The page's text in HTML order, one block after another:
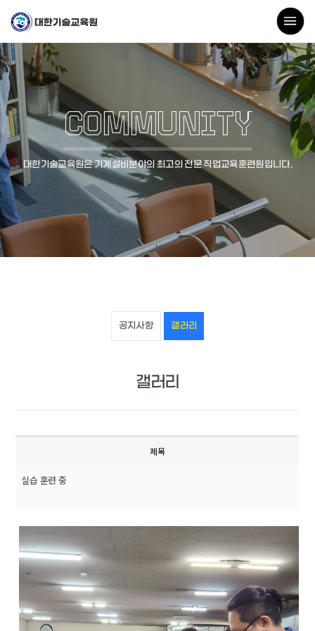
COMMUNITY
대한기술교육원은 기계설비분야의 최고의 전문 직업교육훈련원입니다.
공지사항 갤러리
갤러리
제목
실습 훈련 중